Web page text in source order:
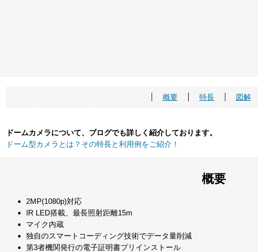
概要 特長 図解
ドームカメラについて、ブログでも詳しく紹介しております。
ドーム型カメラとは？その特長と利用例をご紹介！
概要
2MP(1080p)対応
IR LED搭載、最長照射距離15m
マイク内蔵
独自のスマートコーディング技術でデータ量削減
第3者機関発行の電子証明書プリインストール